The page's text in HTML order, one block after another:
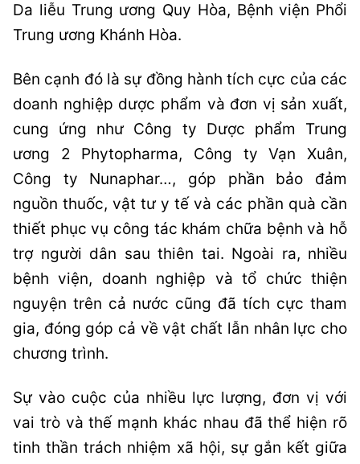
Da liễu Trung ương Quy Hòa, Bệnh viện Phổi
Trung ương Khánh Hòa.
Bên cạnh đó là sự đồng hành tích cực của các
doanh nghiệp dược phẩm và đơn vị sản xuất,
cung ứng như Công ty Dược phẩm Trung
ương 2 Phytopharma, Công ty Vạn Xuân,
Công ty Nunaphar…, góp phần bảo đảm
nguồn thuốc, vật tư y tế và các phần quà cần
thiết phục vụ công tác khám chữa bệnh và hỗ
trợ người dân sau thiên tai. Ngoài ra, nhiều
bệnh viện, doanh nghiệp và tổ chức thiện
nguyện trên cả nước cũng đã tích cực tham
gia, đóng góp cả về vật chất lẫn nhân lực cho
chương trình.
Sự vào cuộc của nhiều lực lượng, đơn vị với
vai trò và thế mạnh khác nhau đã thể hiện rõ
tinh thần trách nhiệm xã hội, sự gắn kết giữa